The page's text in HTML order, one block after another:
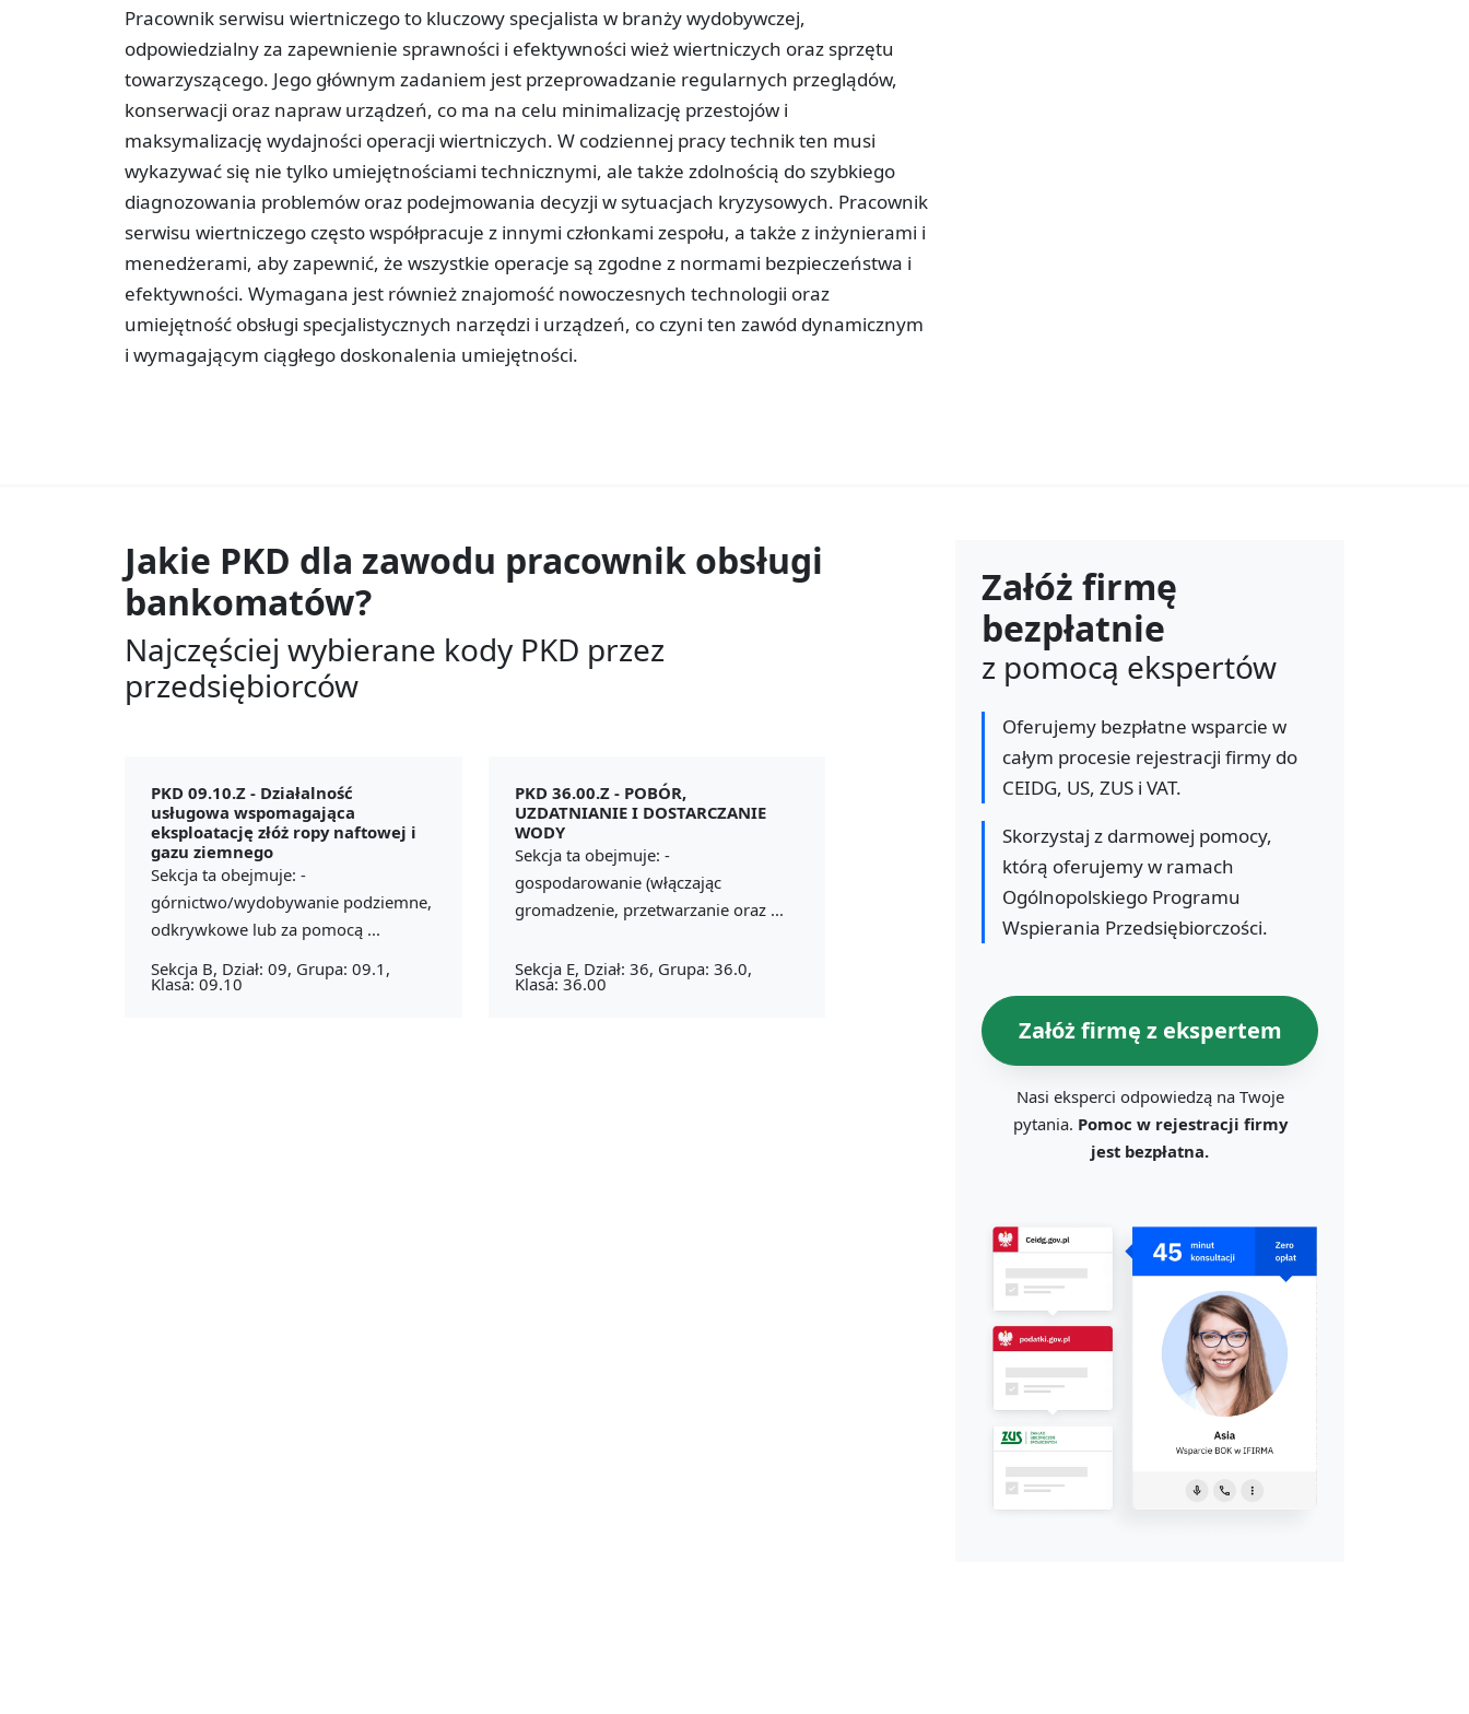
Pracownik serwisu wiertniczego to kluczowy specjalista w branży wydobywczej,
odpowiedzialny za zapewnienie sprawności i efektywności wież wiertniczych oraz sprzętu
towarzyszącego. Jego głównym zadaniem jest przeprowadzanie regularnych przeglądów,
konserwacji oraz napraw urządzeń, co ma na celu minimalizację przestojów i
maksymalizację wydajności operacji wiertniczych. W codziennej pracy technik ten musi
wykazywać się nie tylko umiejętnościami technicznymi, ale także zdolnością do szybkiego
diagnozowania problemów oraz podejmowania decyzji w sytuacjach kryzysowych. Pracownik
serwisu wiertniczego często współpracuje z innymi członkami zespołu, a także z inżynierami i
menedżerami, aby zapewnić, że wszystkie operacje są zgodne z normami bezpieczeństwa i
efektywności. Wymagana jest również znajomość nowoczesnych technologii oraz
umiejętność obsługi specjalistycznych narzędzi i urządzeń, co czyni ten zawód dynamicznym
i wymagającym ciągłego doskonalenia umiejętności.
Jakie PKD dla zawodu pracownik obsługi
bankomatów?
Najczęściej wybierane kody PKD przez
przedsiębiorców
PKD 09.10.Z - Działalność
usługowa wspomagająca
eksploatację złóż ropy naftowej i
gazu ziemnego
Sekcja ta obejmuje: -
górnictwo/wydobywanie podziemne,
odkrywkowe lub za pomocą ...
Sekcja B, Dział: 09, Grupa: 09.1,
Klasa: 09.10
PKD 36.00.Z - POBÓR,
UZDATNIANIE I DOSTARCZANIE
WODY
Sekcja ta obejmuje: -
gospodarowanie (włączając
gromadzenie, przetwarzanie oraz ...
Sekcja E, Dział: 36, Grupa: 36.0,
Klasa: 36.00
Załóż firmę
bezpłatnie
z pomocą ekspertów
Oferujemy bezpłatne wsparcie w
całym procesie rejestracji firmy do
CEIDG, US, ZUS i VAT.
Skorzystaj z darmowej pomocy,
którą oferujemy w ramach
Ogólnopolskiego Programu
Wspierania Przedsiębiorczości.
Załóż firmę z ekspertem
Nasi eksperci odpowiedzą na Twoje
pytania. Pomoc w rejestracji firmy
jest bezpłatna.